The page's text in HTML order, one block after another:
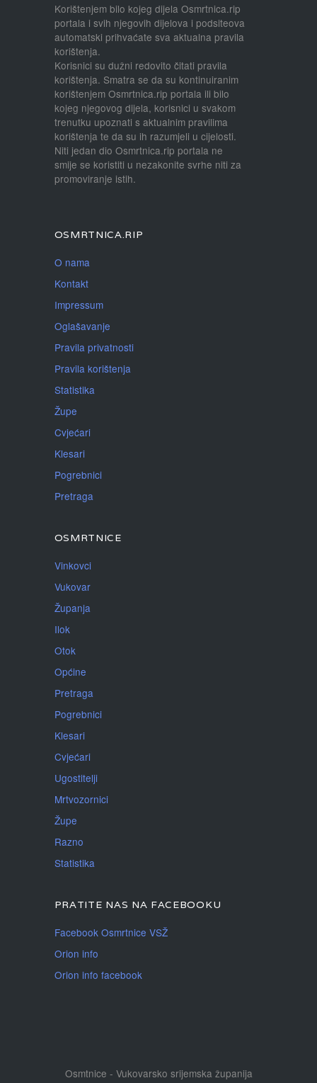
Korištenjem bilo kojeg dijela Osmrtnica.rip
portala i svih njegovih dijelova i podsiteova
automatski prihvaćate sva aktualna pravila
korištenja.
Korisnici su dužni redovito čitati pravila
korištenja. Smatra se da su kontinuiranim
korištenjem Osmrtnica.rip portala ili bilo
kojeg njegovog dijela, korisnici u svakom
trenutku upoznati s aktualnim pravilima
korištenja te da su ih razumjeli u cijelosti.
Niti jedan dio Osmrtnica.rip portala ne
smije se koristiti u nezakonite svrhe niti za
promoviranje istih.
OSMRTNICA.RIP
O nama
Kontakt
Impressum
Oglašavanje
Pravila privatnosti
Pravila korištenja
Statistika
Župe
Cvjećari
Klesari
Pogrebnici
Pretraga
OSMRTNICE
Vinkovci
Vukovar
Županja
Ilok
Otok
Općine
Pretraga
Pogrebnici
Klesari
Cvjećari
Ugostitelji
Mrtvozornici
Župe
Razno
Statistika
PRATITE NAS NA FACEBOOKU
Facebook Osmrtnice VSŽ
Orion info
Orion info facebook
Osmtnice - Vukovarsko srijemska županija